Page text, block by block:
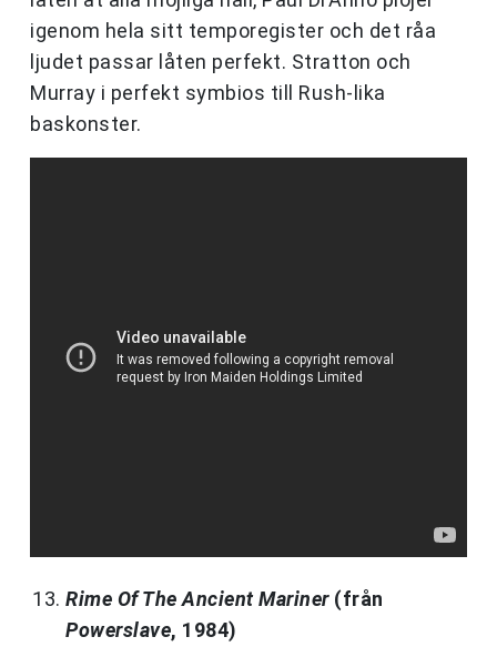
igenom hela sitt temporegister och det råa
ljudet passar låten perfekt. Stratton och
Murray i perfekt symbios till Rush-lika
baskonster.
Rime Of The Ancient Mariner (från
Powerslave, 1984)